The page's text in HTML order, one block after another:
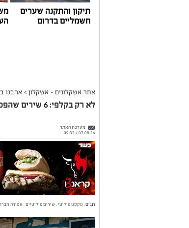
תיקון והתקנה שערים
חשמליים בדרום
אתר אשקלונים - אשקלון > אהבנו
לא רק בקלפי: 6 שירים שהפכו את הפוליטיקה הישראלית לפזמון
מערכת האתר
07.08.26 / 09:33
תגים: טקסט פוליטי,שירים פוליטיים, אמירה